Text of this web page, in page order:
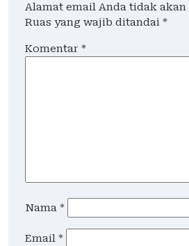
Alamat email Anda tidak
Ruas yang wajib ditandai *
Komentar *
Nama *
Email *